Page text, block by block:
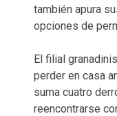
también apura
opciones de
El filial
perder en casa
suma cuatro
reencontrarse